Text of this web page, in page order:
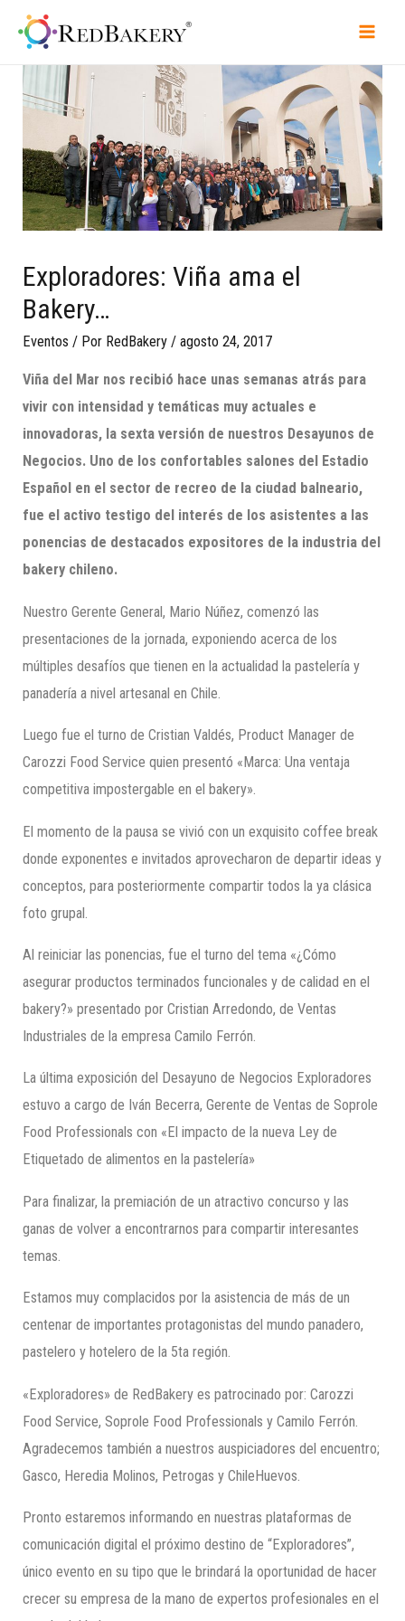
Exploradores: Viña ama el
Bakery…
Eventos / Por RedBakery /agosto 24, 2017
Viña del Mar nos recibió hace unas semanas atrás para
vivir con intensidad y temáticas muy actuales e
innovadoras, la sexta versión de nuestros Desayunos de
Negocios. Uno de los confortables salones del Estadio
Español en el sector de recreo de la ciudad balneario,
fue el activo testigo del interés de los asistentes a las
ponencias de destacados expositores de la industria del
bakery chileno.
Nuestro Gerente General, Mario Núñez, comenzó las
presentaciones de la jornada, exponiendo acerca de los
múltiples desafíos que tienen en la actualidad la pastelería y
panadería a nivel artesanal en Chile.
Luego fue el turno de Cristian Valdés, Product Manager de
Carozzi Food Service quien presentó «Marca: Una ventaja
competitiva impostergable en el bakery».
El momento de la pausa se vivió con un exquisito coffee break
donde exponentes e invitados aprovecharon de departir ideas y
conceptos, para posteriormente compartir todos la ya clásica
foto grupal.
Al reiniciar las ponencias, fue el turno del tema «¿Cómo
asegurar productos terminados funcionales y de calidad en el
bakery?» presentado por Cristian Arredondo, de Ventas
Industriales de la empresa Camilo Ferrón.
La última exposición del Desayuno de Negocios Exploradores
estuvo a cargo de Iván Becerra, Gerente de Ventas de Soprole
Food Professionals con «El impacto de la nueva Ley de
Etiquetado de alimentos en la pastelería»
Para finalizar, la premiación de un atractivo concurso y las
ganas de volver a encontrarnos para compartir interesantes
temas.
Estamos muy complacidos por la asistencia de más de un
centenar de importantes protagonistas del mundo panadero,
pastelero y hotelero de la 5ta región.
«Exploradores» de RedBakery es patrocinado por: Carozzi
Food Service, Soprole Food Professionals y Camilo Ferrón.
Agradecemos también a nuestros auspiciadores del encuentro;
Gasco, Heredia Molinos, Petrogas y ChileHuevos.
Pronto estaremos informando en nuestras plataformas de
comunicación digital el próximo destino de “Exploradores”,
único evento en su tipo que le brindará la oportunidad de hacer
crecer su empresa de la mano de expertos profesionales en el